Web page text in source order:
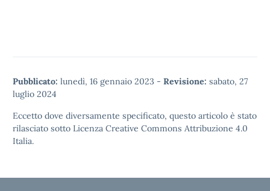
Pubblicato: lunedì, 16 gennaio 2023 - Revisione: sabato, 27
luglio 2024
Eccetto dove diversamente specificato, questo articolo è stato
rilasciato sotto Licenza Creative Commons Attribuzione 4.0
Italia.